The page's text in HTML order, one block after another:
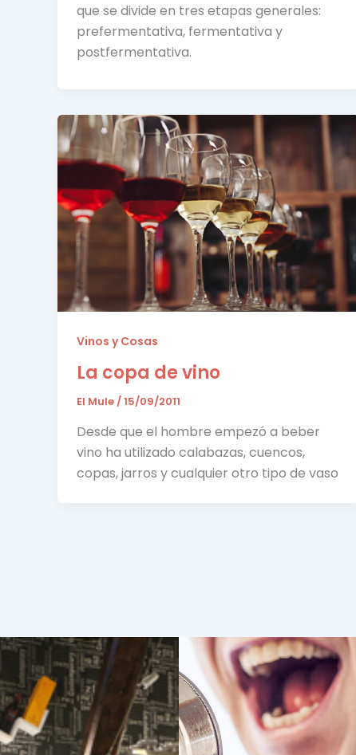
que se divide en tres etapas generales:
prefermentativa, fermentativa y
postfermentativa.
Vinos y Cosas
La copa de vino
El Mule/15/09/2011
Desde que el hombre empezó a beber
vino ha utilizado calabazas, cuencos,
copas, jarros y cualquier otro tipo de vaso